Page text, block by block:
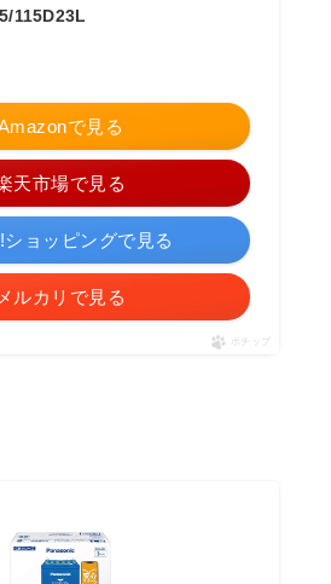
115D23L
で見る
天市場で見る
ショッピングで見る
メルカリで見る
ポチップ